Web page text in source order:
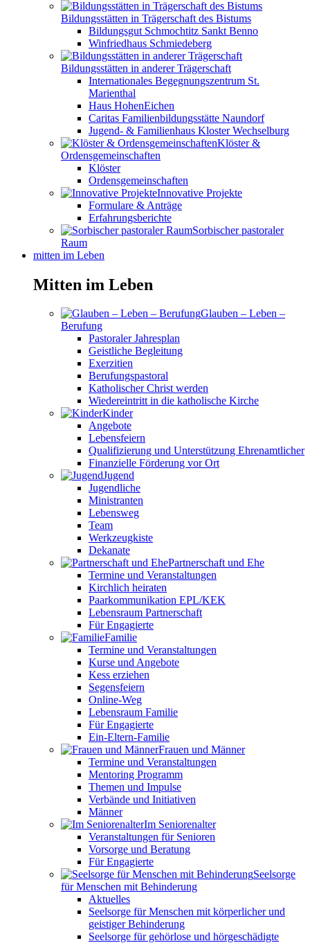
Bildungsstätten in Trägerschaft des Bistums
Bildungsgut Schmochtitz Sankt Benno
Winfriedhaus Schmiedeberg
Bildungsstätten in anderer Trägerschaft
Internationales Begegnungszentrum St.
Marienthal
Haus HohenEichen
Caritas Familienbildungsstätte Naundorf
Jugend- & Familienhaus Kloster Wechselburg
Klöster &
Ordensgemeinschaften
Klöster
Ordensgemeinschaften
Innovative Projekte
Formulare & Anträge
Erfahrungsberichte
Sorbischer pastoraler
Raum
mitten im Leben
Mitten im Leben
Glauben – Leben –
Berufung
Pastoraler Jahresplan
Geistliche Begleitung
Exerzitien
Berufungspastoral
Katholischer Christ werden
Wiedereintritt in die katholische Kirche
Kinder
Angebote
Lebensfeiern
Qualifizierung und Unterstützung Ehrenamtlicher
Finanzielle Förderung vor Ort
Jugend
Jugendliche
Ministranten
Lebensweg
Team
Werkzeugkiste
Dekanate
Partnerschaft und Ehe
Termine und Veranstaltungen
Kirchlich heiraten
Paarkommunikation EPL/KEK
Lebensraum Partnerschaft
Für Engagierte
Familie
Termine und Veranstaltungen
Kurse und Angebote
Kess erziehen
Segensfeiern
Online-Weg
Lebensraum Familie
Für Engagierte
Ein-Eltern-Familie
Frauen und Männer
Termine und Veranstaltungen
Mentoring Programm
Themen und Impulse
Verbände und Initiativen
Männer
Im Seniorenalter
Veranstaltungen für Senioren
Vorsorge und Beratung
Für Engagierte
Seelsorge
für Menschen mit Behinderung
Aktuelles
Seelsorge für Menschen mit körperlicher und
geistiger Behinderung
Seelsorge für gehörlose und hörgeschädigte